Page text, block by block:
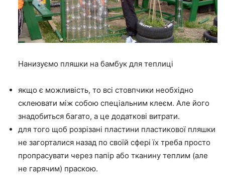
Нанизуємо пляшки на бамбук для теплиці
якщо є можливість, то всі стовпчики необхідно
склеювати між собою спеціальним клеєм. Але його
знадобиться багато, а це додаткові витрати.
для того щоб розрізані пластини пластикової пляшки
не загорталися назад по своїй сфері їх треба просто
пропрасувати через папір або тканину теплим (але
не гарячим) праскою.